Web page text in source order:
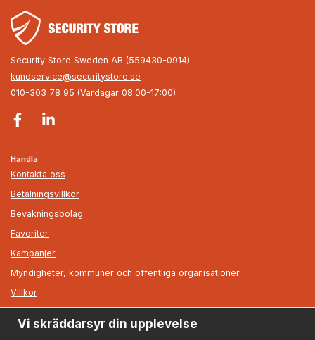
Security Store Sweden AB (559430-0914)
kundservice@securitystore.se
010-303 78 95 (Vardagar 08:00-17:00)
Handla
Kontakta oss
Betalningsvillkor
Bevakningsbolag
Favoriter
Kampanjer
Myndigheter, kommuner och offentliga organisationer
Villkor
Information
Vi skräddarsyr din upplevelse